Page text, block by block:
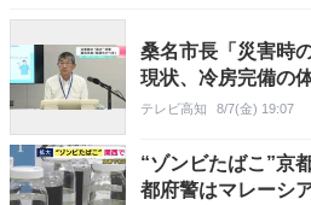
桑名市長「災害時
現状、冷房完備の
テレビ高知 8/7(金) 19:07
“ゾンビたばこ”京
都府警はマレーシ